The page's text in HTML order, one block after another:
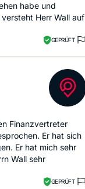
habe und
Herr Wall auf
GEPRÜFT
Finanzvertreter
Er hat sich
Er hat mich sehr
Wall sehr
GEPRÜFT